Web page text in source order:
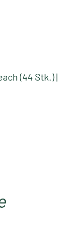
(44 Stk.) |